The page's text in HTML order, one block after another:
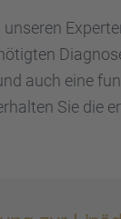
unseren
auch eine
Sie die